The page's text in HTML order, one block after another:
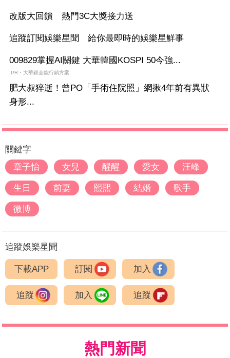
改版大回饋 熱門3C大獎接力送
追蹤訂閱娛樂星聞 給你最即時的娛樂星鮮事
009829掌握AI關鍵 大華韓國KOSPI 50今強...
PR・大華銀全能行銷方案
肥大叔猝逝！曾PO「手術住院照」網揪4年前有異狀
身形...
關鍵字
章子怡
女兒 醒醒 愛女 汪峰
生日 前妻 熙熙 結婚 歌手
微博
追蹤娛樂星聞
下載APP 訂閱 加入
追蹤 加入 追蹤
熱門新聞